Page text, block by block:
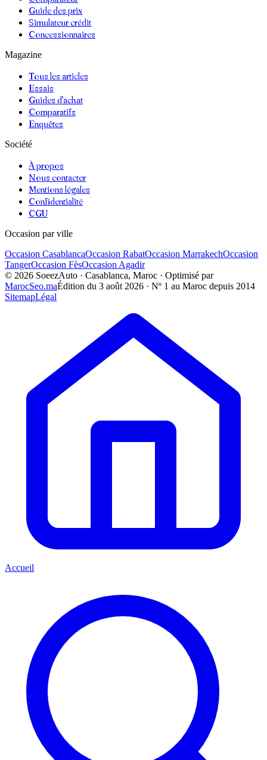
Guide des prix
Simulateur crédit
Concessionnaires
Magazine
Tous les articles
Essais
Guides d'achat
Comparatifs
Enquêtes
Société
À propos
Nous contacter
Mentions légales
Confidentialité
CGU
Occasion par ville
Occasion CasablancaOccasion RabatOccasion MarrakechOccasion
TangerOccasion FèsOccasion Agadir
© 2026 SoeezAuto · Casablanca, Maroc · Optimisé par
MarocSeo.maÉdition du 3 août 2026 · Nº 1 au Maroc depuis 2014
SitemapLégal
Accueil